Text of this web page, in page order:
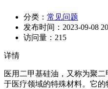
分类： 常见问题
发布时间： 2023-09-08
访问量： 215
详情
医用二甲基硅油，又称为聚
于医疗领域的特殊材料。它